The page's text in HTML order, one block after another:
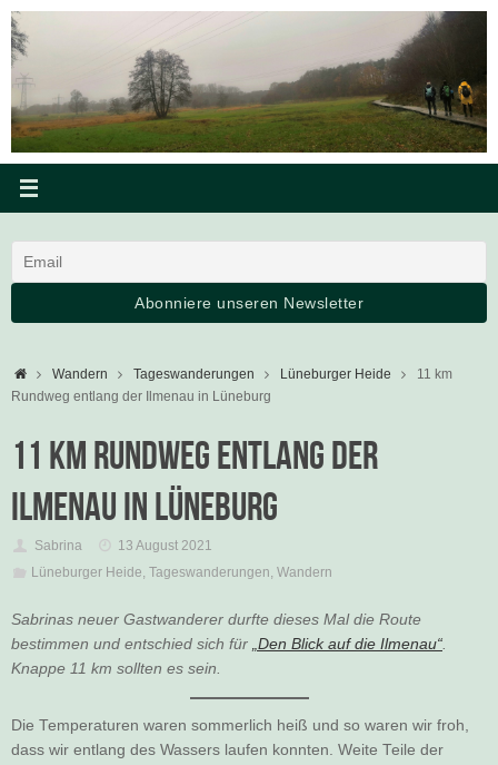
Zum
Inhalt
springen
Startseite
Wandern Tageswanderungen Lüneburger Heide
11 km
Rundweg entlang der Ilmenau in Lüneburg
11 km Rundweg entlang der
Ilmenau in Lüneburg
Sabrina
13 August 2021
Lüneburger Heide, Tageswanderungen, Wandern
Sabrinas neuer Gastwanderer durfte dieses Mal die Route
bestimmen und entschied sich für „Den Blick auf die Ilmenau“.
Knappe 11 km sollten es sein.
Die Temperaturen waren sommerlich heiß und so waren wir froh,
dass wir entlang des Wassers laufen konnten. Weite Teile der